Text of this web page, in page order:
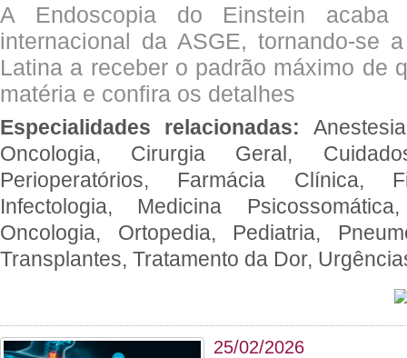
A Endoscopia do Einstein
internacional da ASGE, tornando-se
Latina a receber o padrão máximo de
matéria e confira os detalhes
Especialidades relacionadas:
Oncologia, Cirurgia Geral,
Perioperatórios, Farmácia Clínica,
Infectologia, Medicina
Oncologia, Ortopedia, Pediatria,
Transplantes, Tratamento da Dor,
25/02/2026